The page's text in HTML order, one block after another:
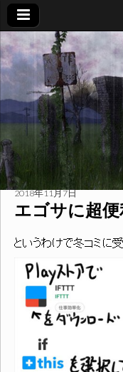
旅
の
道
第
三
停
留
所
2018年11月7日
エゴサに超
というわけで冬コミに